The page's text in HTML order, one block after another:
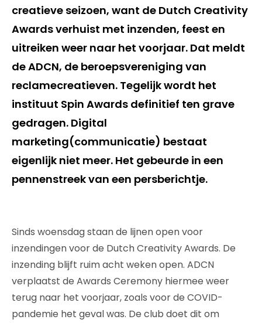
creatieve seizoen, want de Dutch Creativity
Awards verhuist met inzenden, feest en
uitreiken weer naar het voorjaar. Dat meldt
de ADCN, de beroepsvereniging van
reclamecreatieven. Tegelijk wordt het
instituut Spin Awards definitief ten grave
gedragen. Digital
marketing(communicatie) bestaat
eigenlijk niet meer. Het gebeurde in een
pennenstreek van een persberichtje.
Sinds woensdag staan de lijnen open voor
inzendingen voor de Dutch Creativity Awards. De
inzending blijft ruim acht weken open. ADCN
verplaatst de Awards Ceremony hiermee weer
terug naar het voorjaar, zoals voor de COVID-
pandemie het geval was. De club doet dit om